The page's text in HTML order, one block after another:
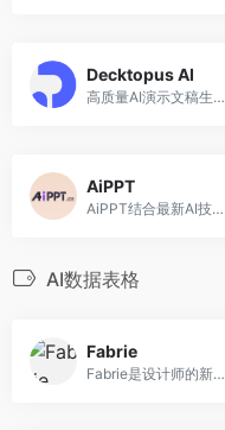
Decktopus AI
高质量AI演示文稿生成工具
AiPPT
AiPPT结合最新AI技术，为用户提供一键生成高质量PPT的解决方案。无论是职场展示、教育课件还是销售报告，AiPPT均能快速生成符合需求的专业PPT，简化设计流程，提升工作效率。
AI数据表格
Fabrie
Fabrie是设计师的新一代在线设计协作平台，支持白板在线编辑图文、便利贴、思维导图、关联多维表格等功能，灵感收集、设计调研、方案评审、图纸标注、归档一步到位，多人协同，免费使用。